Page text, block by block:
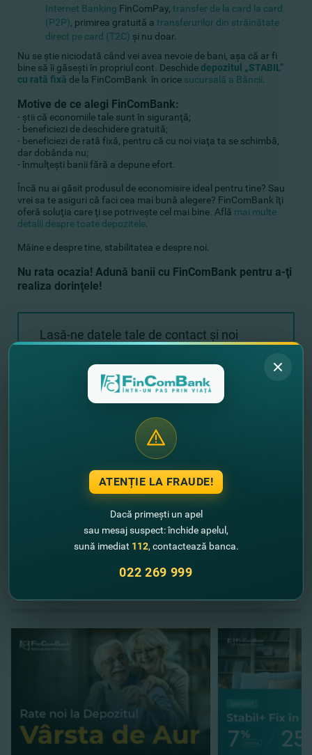
Internet Banking FinComPay, transfer de la card la card
(P2P) , primirea gratuită a transferurilor din străinătate
direct pe card (T2C) şi nu doar.
Nu se ştie niciodată când vei avea nevoie de bani, aşa că ar fi
bine să îi găseşti în propriul cont. Deschide depozitul „STABIL”
cu rată fixă de la FinComBank în orice sucursală a Băncii
Motive de ce alegi FinComBank:
- ştii că economiile tale sunt în siguranţă;
- beneficiezi de deschidere gratuită;
- beneficiezi de rată fixă, pentru că cu noi viaţa ta se schimbă,
dar dobânda nu;
- înmulţeşti banii fără a depune efort.
Încă nu ai găsit produsul de economisire ideal pentru tine? Sau
vrei sa te asiguri că faci cea mai bună alegere? FinComBank îţi
oferă soluţia care ţi se potriveşte cel mai bine. Află mai multe
detalii despre toate depozitele
Mâine e despre tine, stabilitatea e despre noi.
Nu rata ocazia! Adună banii cu FinComBank pentru a-ţi
realiza dorinţele!
Lasă-ne datele tale de contact şi noi
+373
Expediază solicitarea
ATENȚIE LA FRAUDE!
Dacă primești un apel
sau mesaj suspect: închide apelul,
sună imediat 112, contactează banca.
022 269 999